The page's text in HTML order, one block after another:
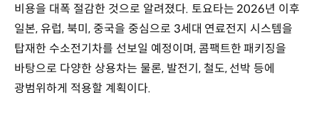
비용을 대폭 절감한 것으로 알려졌다. 토요타는 2026년 이후
일본, 유럽, 북미, 중국을 중심으로 3세대 연료전지 시스템을
탑재한 수소전기차를 선보일 예정이며, 콤팩트한 패키징을
바탕으로 다양한 상용차는 물론, 발전기, 철도, 선박 등에
광범위하게 적용할 계획이다.